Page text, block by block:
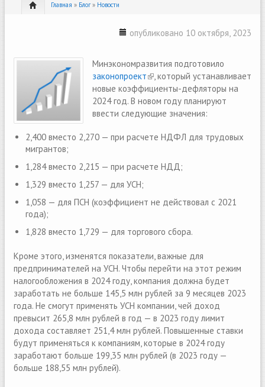
Главная » Блог» Новости
опубликовано 10 октября, 2023
Минэкономразвития подготовило
законопроект(link is external)
, который устанавливает
новые коэффициенты-дефляторы на
2024 год. В новом году планируют
ввести следующие значения:
2,400 вместо 2,270 — при расчете НДФЛ для трудовых
мигрантов;
1,284 вместо 2,215 — при расчете НДД;
1,329 вместо 1,257 — для УСН;
1,058 — для ПСН (коэффициент не действовал с 2021
года);
1,828 вместо 1,729 — для торгового сбора.
Кроме этого, изменятся показатели, важные для
предпринимателей на УСН. Чтобы перейти на этот режим
налогообложения в 2024 году, компания должна будет
заработать не больше 145,5 млн рублей за 9 месяцев 2023
года. Не смогут применять УСН компании, чей доход
превысит 265,8 млн рублей в год — в 2023 году лимит
дохода составляет 251,4 млн рублей. Повышенные ставки
будут применяться к компаниям, которые в 2024 году
заработают больше 199,35 млн рублей (в 2023 году —
больше 188,55 млн рублей).